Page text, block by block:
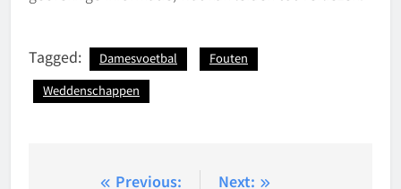
Tagged: Damesvoetbal
Fouten
Weddenschappen
Previous:
Next: